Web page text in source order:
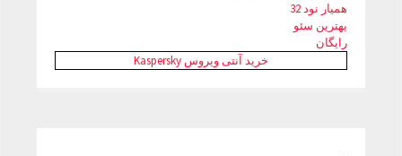
همیار نود 32
بهترین سئو
رایگان
خرید آنتی ویروس Kaspersky